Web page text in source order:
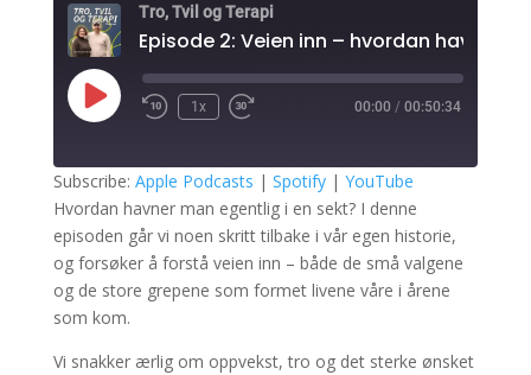
Tro, Tvil og Terapi
Play
Episode
1x 00:00 / 00:50:34
Subscribe: Apple Podcasts | Spotify| YouTube
Hvordan havner man egentlig i en sekt? I denne
episoden går vi noen skritt tilbake i vår egen historie,
og forsøker å forstå veien inn – både de små valgene
og de store grepene som formet livene våre i årene
som kom.
Vi snakker ærlig om oppvekst, tro og det sterke ønsket